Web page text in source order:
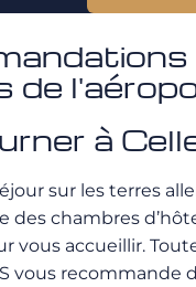
de
à
sur les terres
des chambres
vous accueillir.
vous recommande